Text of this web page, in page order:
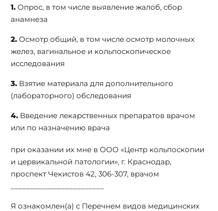
Опрос, в том числе выявление жалоб, сбор
анамнеза
Осмотр общий, в том числе осмотр молочных
желез, вагинальное и кольпоскопическое
исследования
Взятие материала для дополнительного
(лабораторного) обследования
Введение лекарственных препаратов врачом
или по назначению врача
при оказании их мне в ООО «Центр кольпоскопии
и цервикальной патологии», г. Краснодар,
проспект Чекистов 42, 306-307, врачом
Я ознакомлен(а) с Перечнем видов медицинских